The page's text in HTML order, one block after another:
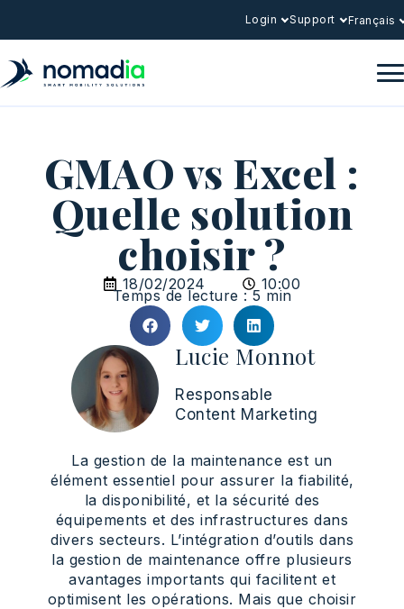
Login Support Français
GMAO vs Excel :
Quelle solution
choisir ?
18/02/2024 10:00
Temps de lecture : 5 min
Lucie Monnot
Responsable
Content Marketing
La gestion de la maintenance est un
élément essentiel pour assurer la fiabilité,
la disponibilité, et la sécurité des
équipements et des infrastructures dans
divers secteurs. L’intégration d’outils dans
la gestion de maintenance offre plusieurs
avantages importants qui facilitent et
optimisent les opérations. Mais que choisir